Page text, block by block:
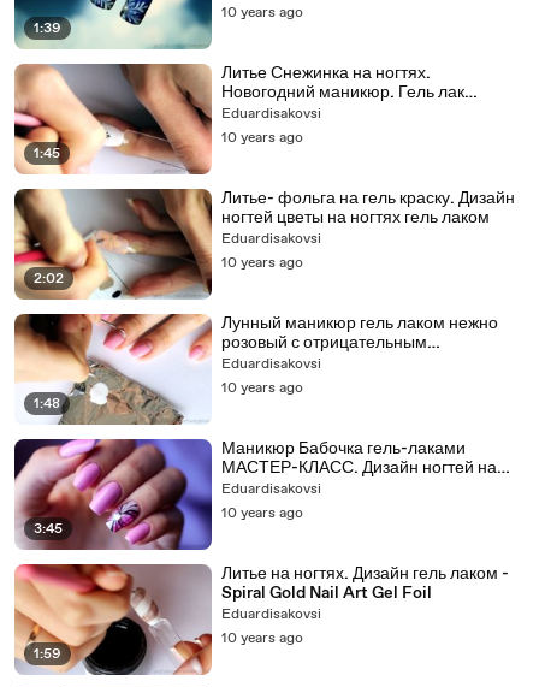
1:39
10 years ago
1:45
Литье Снежинка на ногтях.
Новогодний маникюр. Гель лак
дизайн. Snowflake Nail Art
Eduardisakovsi
10 years ago
2:02
Литье- фольга на гель краску. Дизайн
ногтей цветы на ногтях гель лаком
Eduardisakovsi
10 years ago
1:48
Лунный маникюр гель лаком нежно
розовый с отрицательным
пространством - Neg Space
Eduardisakovsi
10 years ago
3:45
Маникюр Бабочка гель-лаками
МАСТЕР-КЛАСС. Дизайн ногтей на
гель лаке - Butterfly Nail Art Gel
Eduardisakovsi
10 years ago
1:59
Литье на ногтях. Дизайн гель лаком -
Spiral Gold Nail Art Gel Foil
Eduardisakovsi
10 years ago